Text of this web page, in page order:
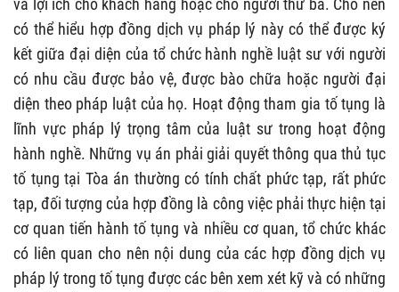
có thể hiểu hợp đồng dịch vụ pháp lý này có thể được ký
kết giữa đại diện của tổ chức hành nghề luật sư với người
có nhu cầu được bảo vệ, được bào chữa hoặc người đại
diện theo pháp luật của họ. Hoạt động tham gia tố tụng là
lĩnh vực pháp lý trọng tâm của luật sư trong hoạt động
hành nghề. Những vụ án phải giải quyết thông qua thủ tục
tố tụng tại Tòa án thường có tính chất phức tạp, rất phức
tạp, đối tượng của hợp đồng là công việc phải thực hiện tại
cơ quan tiến hành tố tụng và nhiều cơ quan, tổ chức khác
có liên quan cho nên nội dung của các hợp đồng dịch vụ
pháp lý trong tố tụng được các bên xem xét kỹ và có những